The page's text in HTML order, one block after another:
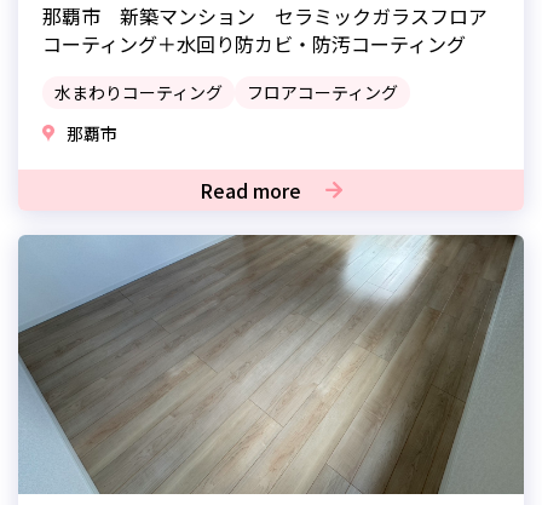
那覇市 新築マンション セラミックガラスフロア
コーティング＋水回り防カビ・防汚コーティング
水まわりコーティング
フロアコーティング
那覇市
Read more